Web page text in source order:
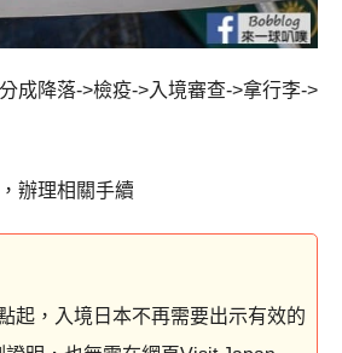
成降落->檢疫->入境審查->拿行李->
辦理相關手續
起，入境日本不再需要出示有效的